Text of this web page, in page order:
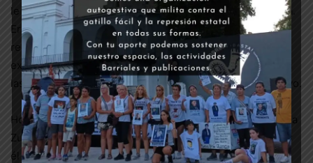
le habían avisado que lo iban a matar, nos contó su mamá.
Era un hombre justo, con todos los códigos, tal como lo
recuerdan sus seres queridxs que con tanto dolor lo
extrañan. Tenía un carácter fuerte, sabía pararse frente a
las injusticias, como lo hizo el último día que lo vieron vivo.
Hoy, a tres meses, no nos olvidamos de Toia, abrazamos a
Zuni y a toda su familia y no dejamos de pedir justicia por
él y por todxs los pibxs muertxs por la policía.